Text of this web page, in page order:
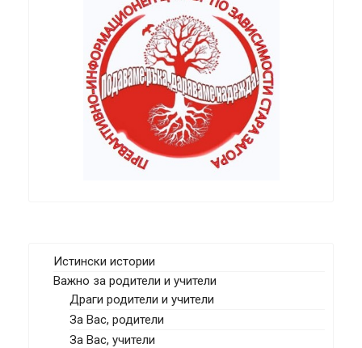
Истински истории
Важно за родители и учители
Драги родители и учители
За Вас, родители
За Вас, учители